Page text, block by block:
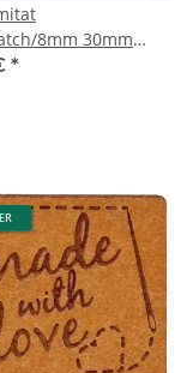
8mm 30mm
*